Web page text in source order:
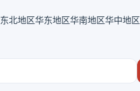
东北地区华东地区华南地区华中地区